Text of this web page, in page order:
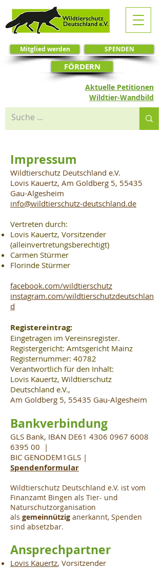
SPENDEN
Mitglied werden
Aktuelle Petitionen
FÖRDERN
Wildtier-Wandbild
Impressum
Wildtierschutz Deutschland e.V.
Lovis Kauertz, Am Goldberg 5, 55435
Gau-Algesheim
info@wildtierschutz-deutschland.de
Vertreten durch:
Lovis Kauertz, Vorsitzender
(alleinvertretungsberechtigt)
Carmen Stürmer
Florinde Stürmer
facebook.com/wildtierschutz
instagram.com/wildtierschutzdeutschlan
d
Registereintrag:
Eingetragen im Vereinsregister.
Registergericht: Amtsgericht Mainz
Registernummer: 40782
Verantwortlich für den Inhalt:
Lovis Kauertz, Wildtierschutz
Deutschland e.V.,
Am Goldberg 5, 55435 Gau-Algesheim
Bankverbindung
GLS Bank, IBAN DE61 4306 0967 6008
6395 00 |
BIC GENODEM1GLS |
Spendenformular
Wildtierschutz Deutschland e.V. ist vom
Finanzamt Bingen als Tier- und
Naturschutzorganisation
als gemeinnützig anerkannt, Spenden
sind absetzbar.
Ansprechpartner
Lovis Kauertz, Vorsitzender